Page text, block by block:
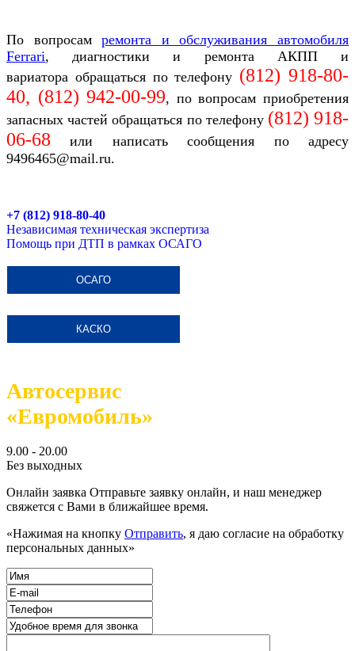
По вопросамремонта и обслуживания автомобиля
Ferrari, диагностики и ремонта АКПП и
вариатора обращаться по телефону (812) 918-80-
40, (812)942-00-99, по вопросам приобретения
запасных частей обращаться по телефону (812)918-
06-68 или написать сообщения по адресу
9496465@mail.ru.
+7 (812) 918-80-40
Независимая техническая экспертиза
Помощь при ДТП в рамках ОСАГО
ОСАГО
КАСКО
Автосервис
«Евромобиль»
9.00 - 20.00
Без выходных
Онлайн заявка Отправьте заявку онлайн, и наш менеджер
свяжется с Вами в ближайшее время.
«Нажимая на кнопку Отправить, я даю согласие на обработку
персональных данных»